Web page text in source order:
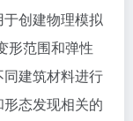
创建物理模拟
形范围和弹性
建筑材料进行
态发现相关的